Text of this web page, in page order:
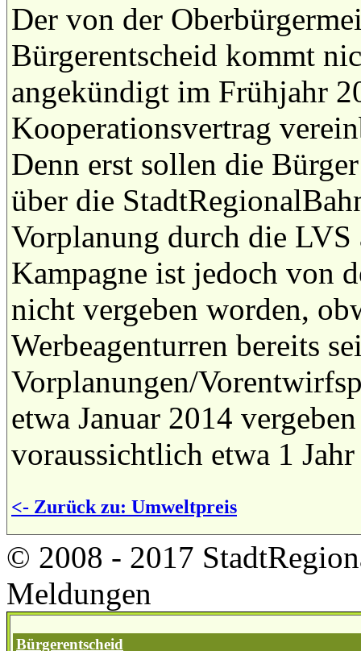
Der von der
Bürgerentscheid kommt
angekündigt im Frühjahr
Kooperationsvertrag
Denn erst sollen die
über die
Vorplanung durch die
Kampagne ist jedoch von
nicht vergeben worden,
Werbeagenturren bereits
Vorplanungen/
etwa Januar 2014
voraussichtlich etwa 1
<- Zurück zu: Umweltpreis
© 2008 - 2017
Meldungen
Bürgerentscheid